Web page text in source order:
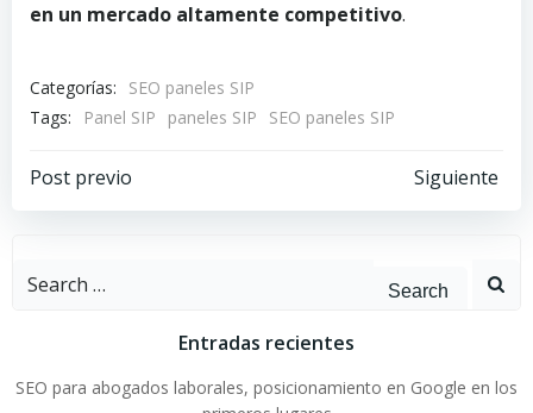
en un mercado altamente competitivo.
Categorías:
SEO paneles SIP
Tags:
Panel SIP paneles SIP SEO paneles SIP
Navegación
de
Post previo
Navegación
de
Siguiente
Search
Entradas recientes
SEO para abogados laborales, posicionamiento en Google en los